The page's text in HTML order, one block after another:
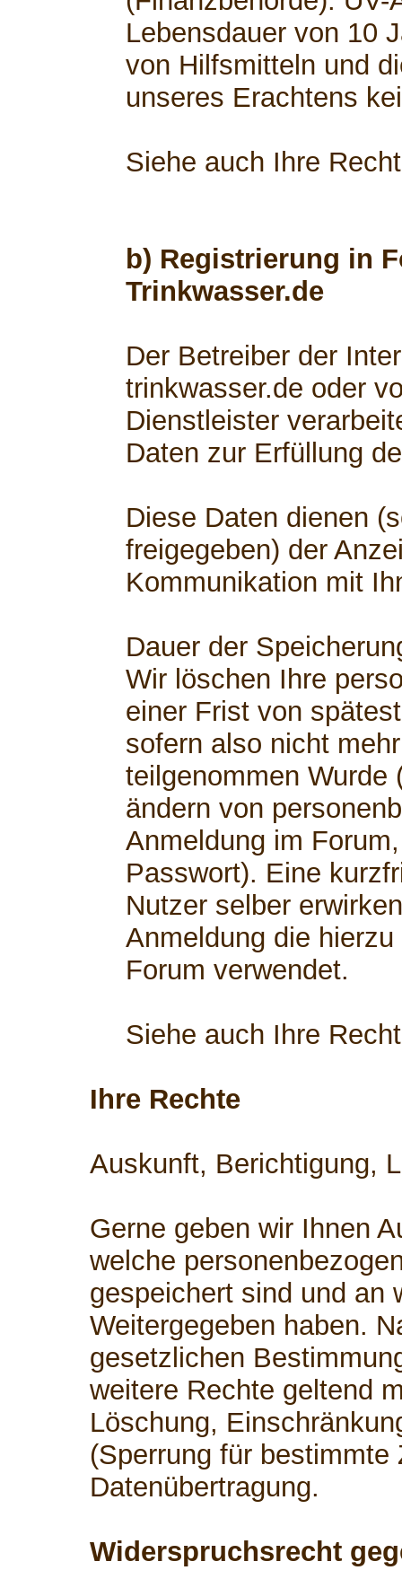
Lebensdauer von 10
von Hilfsmitteln und
unseres Erachtens
Siehe auch Ihre
b) Registrierung in
Trinkwasser.de
Der Betreiber der
trinkwasser.de oder
Dienstleister
Daten zur Erfüllung
Diese Daten dienen
freigegeben) der
Kommunikation mit
Dauer der
Wir löschen Ihre
einer Frist von
sofern also nicht
teilgenommen Wurde
ändern von
Anmeldung im
Passwort). Eine
Nutzer selber
Anmeldung die
Forum verwendet.
Siehe auch Ihre
Ihre Rechte
Auskunft, Berichtigung,
Gerne geben wir Ihnen
welche
gespeichert sind und an
Weitergegeben haben.
gesetzlichen
weitere Rechte geltend
Löschung,
(Sperrung für bestimmte
Datenübertragung.
Widerspruchsrecht